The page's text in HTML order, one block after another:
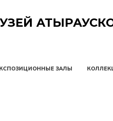
ЗАЛЫ